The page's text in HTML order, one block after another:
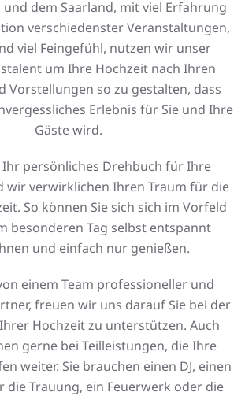
dem Saarland, mit viel Erfahrung
verschiedenster Veranstaltungen,
viel Feingefühl, nutzen wir unser
um Ihre Hochzeit nach Ihren
Vorstellungen so zu gestalten, dass
Erlebnis für Sie und Ihre
Gäste wird.
Ihr persönliches Drehbuch für Ihre
wir verwirklichen Ihren Traum für die
So können Sie sich sich im Vorfeld
besonderen Tag selbst entspannt
und einfach nur genießen.
einem Team professioneller und
freuen wir uns darauf Sie bei der
Hochzeit zu unterstützen. Auch
gerne bei Teilleistungen, die Ihre
weiter. Sie brauchen einen DJ, einen
die Trauung, ein Feuerwerk oder die